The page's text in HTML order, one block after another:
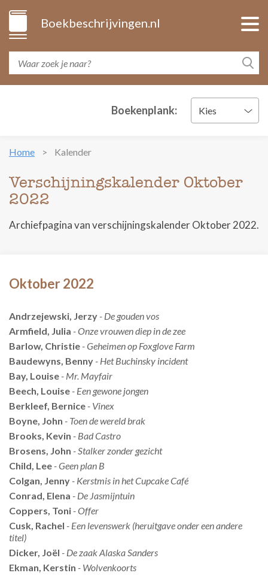
Boekbeschrijvingen.nl
Boekenplank: Kies
Home Kalender
Verschijningskalender Oktober
2022
Archiefpagina van verschijningskalender Oktober 2022.
Oktober 2022
Andrzejewski, Jerzy - De gouden vos
Armfield, Julia - Onze vrouwen diep in de zee
Barlow, Christie - Geheimen op Foxglove Farm
Baudewyns, Benny - Het Buchinsky incident
Bay, Louise - Mr. Mayfair
Beech, Louise - Een gewone jongen
Berkleef, Bernice - Vinex
Boyne, John - Toen de wereld brak
Brooks, Kevin - Bad Castro
Brosens, John - Stalker zonder gezicht
Child, Lee - Geen plan B
Colgan, Jenny - Kerstmis in het Cupcake Café
Conrad, Elena - De Jasmijntuin
Coppers, Toni - Offer
Cusk, Rachel - Een levenswerk (heruitgave onder een andere
titel)
Dicker, Joël - De zaak Alaska Sanders
Ekman, Kerstin - Wolvenkoorts